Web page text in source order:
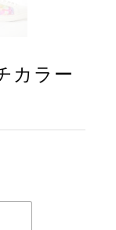
カラー